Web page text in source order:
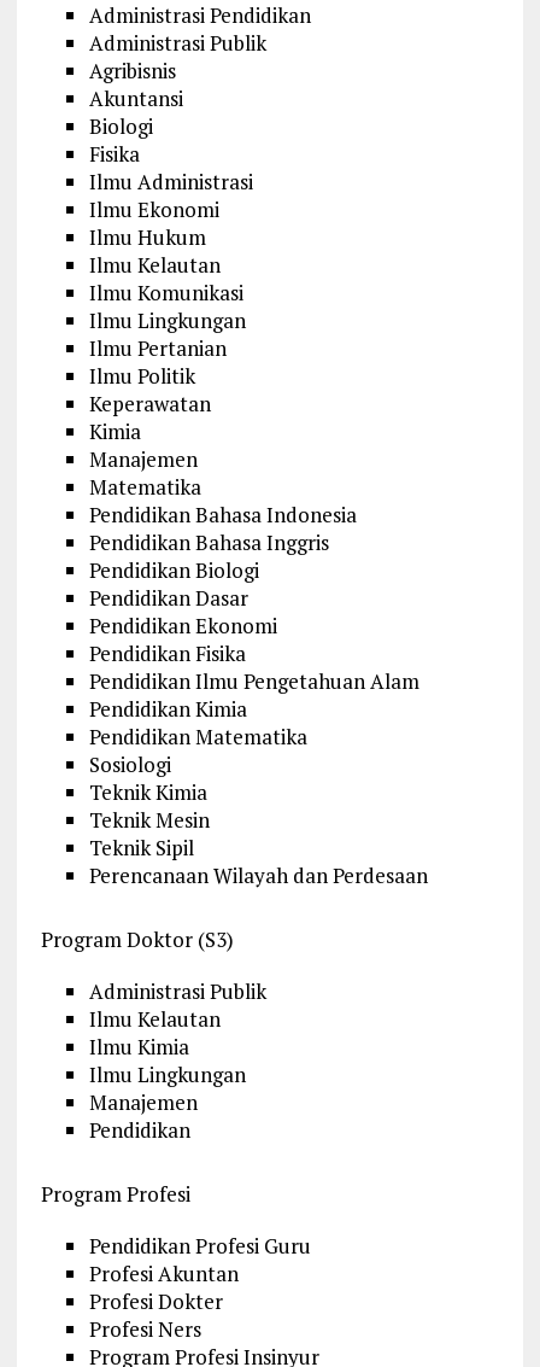
Administrasi Pendidikan
Administrasi Publik
Agribisnis
Akuntansi
Biologi
Fisika
Ilmu Administrasi
Ilmu Ekonomi
Ilmu Hukum
Ilmu Kelautan
Ilmu Komunikasi
Ilmu Lingkungan
Ilmu Pertanian
Ilmu Politik
Keperawatan
Kimia
Manajemen
Matematika
Pendidikan Bahasa Indonesia
Pendidikan Bahasa Inggris
Pendidikan Biologi
Pendidikan Dasar
Pendidikan Ekonomi
Pendidikan Fisika
Pendidikan Ilmu Pengetahuan Alam
Pendidikan Kimia
Pendidikan Matematika
Sosiologi
Teknik Kimia
Teknik Mesin
Teknik Sipil
Perencanaan Wilayah dan Perdesaan
Program Doktor (S3)
Administrasi Publik
Ilmu Kelautan
Ilmu Kimia
Ilmu Lingkungan
Manajemen
Pendidikan
Program Profesi
Pendidikan Profesi Guru
Profesi Akuntan
Profesi Dokter
Profesi Ners
Program Profesi Insinyur